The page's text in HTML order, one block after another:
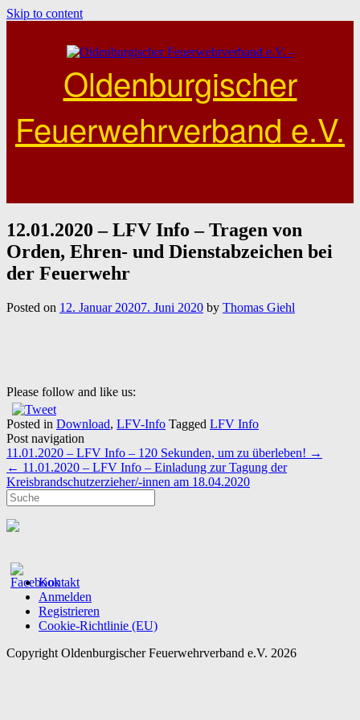
Skip to content
Oldenburgischer
Feuerwehrverband e.V.
12.01.2020 – LFV Info – Tragen von
Orden, Ehren- und Dienstabzeichen bei
der Feuerwehr
Posted on 12. Januar 20207. Juni 2020 by Thomas Giehl
Please follow and like us:
Posted in Download, LFV-Info Tagged LFV Info
Post navigation
11.01.2020 – LFV Info – 120 Sekunden, um zu überleben! →
← 11.01.2020 – LFV Info – Einladung zur Tagung der
Kreisbrandschutzerzieher/-innen am 18.04.2020
Kontakt
Anmelden
Registrieren
Cookie-Richtlinie (EU)
Copyright Oldenburgischer Feuerwehrverband e.V. 2026